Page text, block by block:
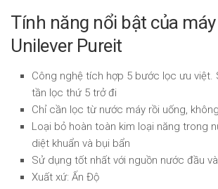
Tính năng nổi bật của
Unilever Pureit
Công nghệ tích hợp 5 bước lọc ưu
tần lọc thứ 5 trở đi
Chỉ cần lọc từ nước máy rồi uống,
Loại bỏ hoàn toàn kim loại năng trong
diệt khuẩn và bụi bẩn
Sử dụng tốt nhất với nguồn nước đầu
Xuất xứ: Ấn Độ